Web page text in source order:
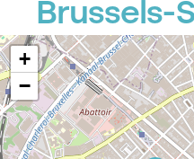
Brussels-
+
−